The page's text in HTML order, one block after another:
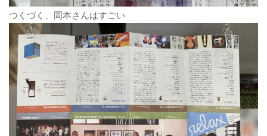
つくづく、岡本さんはすごい